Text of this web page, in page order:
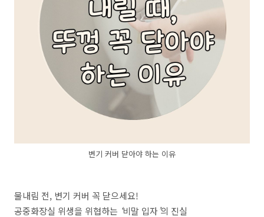
변기 커버 닫아야 하는 이유
물내림 전, 변기 커버 꼭 닫으세요!
공중화장실 위생을 위협하는 ‘비말 입자’의 진실